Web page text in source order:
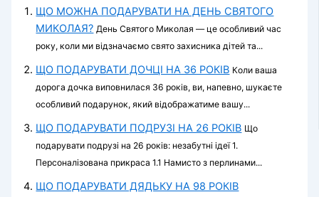
ЩО МОЖНА ПОДАРУВАТИ НА ДЕНЬ СВЯТОГО
МИКОЛАЯ? День Святого Миколая — це особливий час
року, коли ми відзначаємо свято захисника дітей та...
ЩО ПОДАРУВАТИ ДОЧЦІ НА 36 РОКІВ Коли ваша
дорога дочка виповнилася 36 років, ви, напевно, шукаєте
особливий подарунок, який відображатиме вашу...
ЩО ПОДАРУВАТИ ПОДРУЗІ НА 26 РОКІВ Що
подарувати подрузі на 26 років: незабутні ідеї 1.
Персоналізована прикраса 1.1 Намисто з перлинами...
ЩО ПОДАРУВАТИ ДЯДЬКУ НА 98 РОКІВ